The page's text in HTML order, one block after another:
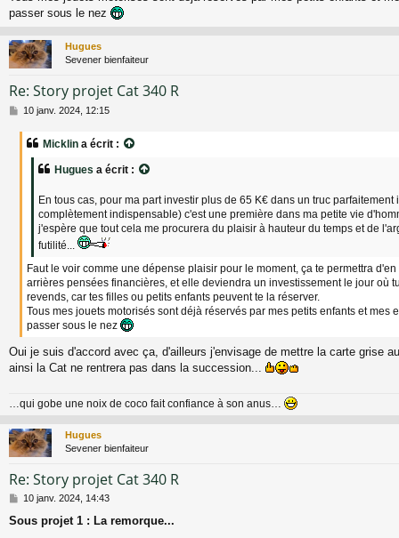
passer sous le nez
Hugues
Sevener bienfaiteur
Re: Story projet Cat 340 R
M10 janv. 2024, 12:15
Micklin a écrit :
Hugues a écrit :
En tous cas, pour ma part investir plus de 65 K€ dans un truc parfaitement
complètement indispensable) c'est une première dans ma petite vie
j'espère que tout cela me procurera du plaisir à hauteur du temps et de
futilité...
Faut le voir comme une dépense plaisir pour le moment, ça te permettra
arrières pensées financières, et elle deviendra un investissement le jour où
revends, car tes filles ou petits enfants peuvent te la réserver.
Tous mes jouets motorisés sont déjà réservés par mes petits enfants et mes
passer sous le nez
Oui je suis d'accord avec ça, d'ailleurs j'envisage de mettre la carte grise
ainsi la Cat ne rentrera pas dans la succession...
…qui gobe une noix de coco fait confiance à son anus…
Hugues
Sevener bienfaiteur
Re: Story projet Cat 340 R
M
s
10 janv. 2024, 14:43
Sous projet 1 : La remorque...